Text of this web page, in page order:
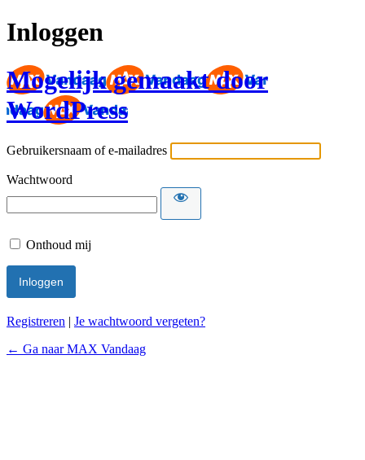
Inloggen
Mogelijk gemaakt door
WordPress
Gebruikersnaam of e-mailadres
Wachtwoord
Onthoud mij
Registreren | Je wachtwoord vergeten?
← Ga naar MAX Vandaag